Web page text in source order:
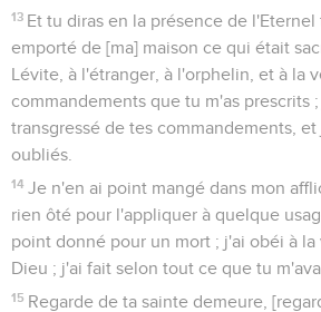
13 Et tu diras en la présence de l'Eternel
emporté de [ma] maison ce qui était
Lévite, à l'étranger, à l'orphelin, et à la
commandements que tu m'as prescrits
transgressé de tes commandements,
oubliés.
14 Je n'en ai point mangé dans mon
rien ôté pour l'appliquer à quelque
point donné pour un mort ; j'ai obéi à
Dieu ; j'ai fait selon tout ce que tu
15 Regarde de ta sainte demeure,